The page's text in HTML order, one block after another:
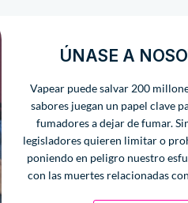
ÚNASE A
Vapear puede salvar 200
sabores juegan un papel clave
fumadores a dejar de fumar.
legisladores quieren limitar o
poniendo en peligro nuestro
con las muertes relacionadas